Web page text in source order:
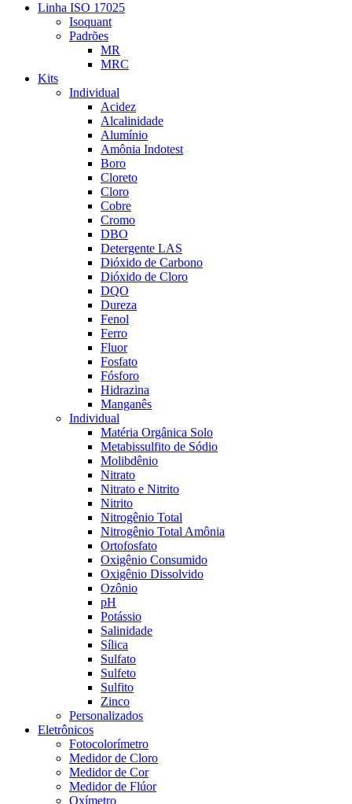
Linha ISO 17025
Isoquant
Padrões
MR
MRC
Kits
Individual
Acidez
Alcalinidade
Alumínio
Amônia Indotest
Boro
Cloreto
Cloro
Cobre
Cromo
DBO
Detergente LAS
Dióxido de Carbono
Dióxido de Cloro
DQO
Dureza
Fenol
Ferro
Fluor
Fosfato
Fósforo
Hidrazina
Manganês
Individual
Matéria Orgânica Solo
Metabissulfito de Sódio
Molibdênio
Nitrato
Nitrato e Nitrito
Nitrito
Nitrogênio Total
Nitrogênio Total Amônia
Ortofosfato
Oxigênio Consumido
Oxigênio Dissolvido
Ozônio
pH
Potássio
Salinidade
Sílica
Sulfato
Sulfeto
Sulfito
Zinco
Personalizados
Eletrônicos
Fotocolorímetro
Medidor de Cloro
Medidor de Cor
Medidor de Flúor
Oxímetro